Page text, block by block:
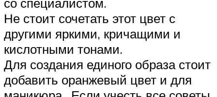
Не стоит сочетать этот цвет с
другими яркими, кричащими и
кислотными тонами.
Для создания единого образа стоит
добавить оранжевый цвет и для